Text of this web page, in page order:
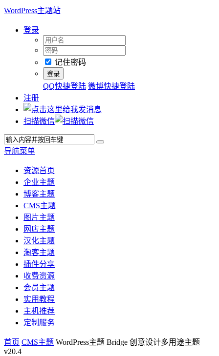
WordPress主题站
登录
记住密码
QQ快捷登陆 微博快捷登陆
注册
扫描微信
导航菜单
资源首页
企业主题
博客主题
CMS主题
图片主题
网店主题
汉化主题
淘客主题
插件分享
收费资源
会员主题
实用教程
主机推荐
定制服务
首页 CMS主题 WordPress主题 Bridge 创意设计多用途主题
v20.4